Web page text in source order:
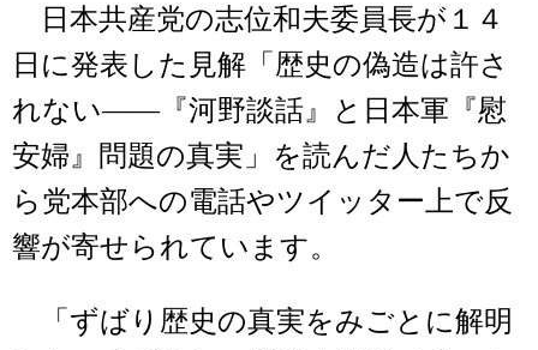
日本共産党の志位和夫委員長が１４
日に発表した見解「歴史の偽造は許さ
れない――『河野談話』と日本軍『慰
安婦』問題の真実」を読んだ人たちか
ら党本部への電話やツイッター上で反
響が寄せられています。
「ずばり歴史の真実をみごとに解明